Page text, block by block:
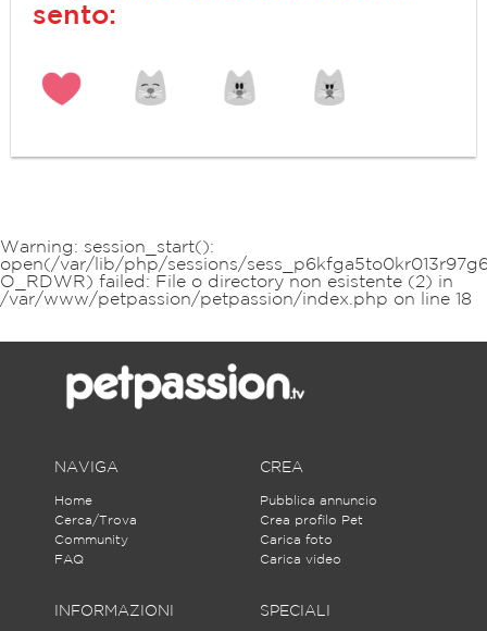
sento:
Warning : session_start():
open(/var/lib/php/sessions/
O_RDWR) failed: File o directory non esistente (2) in
/var/www/petpassion/petpassion/index.php on line 18
NAVIGA
Home
Cerca/Trova
Community
FAQ
CREA
Pubblica annuncio
Crea profilo Pet
Carica foto
Carica video
INFORMAZIONI SPECIALI